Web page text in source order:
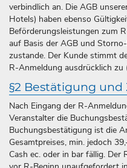
verbindlich an. Die AGB
Hotels) haben ebenso
Beförderungsleistungen zum
auf Basis der AGB und
zustande. Der Kunde stimmt
R-Anmeldung ausdrücklich zu
§2 Bestätigung und
Nach Eingang der R-
Veranstalter die
Buchungsbestätigung ist die
Gesamtpreises, min. jedoch
Cash ec. oder in bar fällig. Der